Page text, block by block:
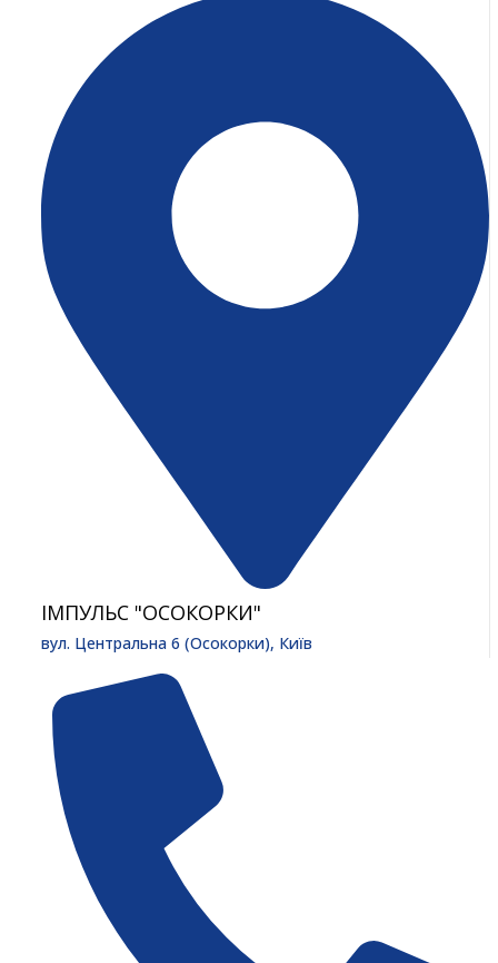
ІМПУЛЬС "ОСОКОРКИ"
вул. Центральна 6 (Осокорки), Київ